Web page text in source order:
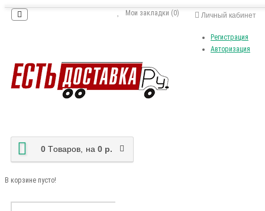
Личный кабинет
Регистрация
Авторизация
Мои закладки (0)
0 Tоваров, на 0 р.
В корзине пусто!